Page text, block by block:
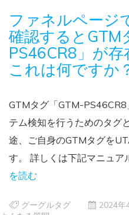
ファネルページ
確認するとGTM
PS46CR8」が存
これは何ですか
GTMタグ「GTM-
テム検知を行うためのタグ
途、ご自身のGTMタグを
す。 詳しくは下記マニュア
を読む
グーグルタグ 2024年